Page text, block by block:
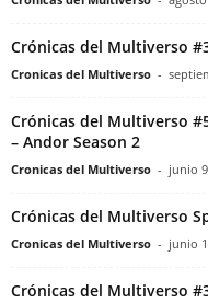
Crónicas del Multiverso
Cronicas del Multiverso -
Crónicas del Multiverso
– Andor Season 2
Cronicas del Multiverso - junio
Crónicas del Multiverso
Cronicas del Multiverso - junio
Crónicas del Multiverso